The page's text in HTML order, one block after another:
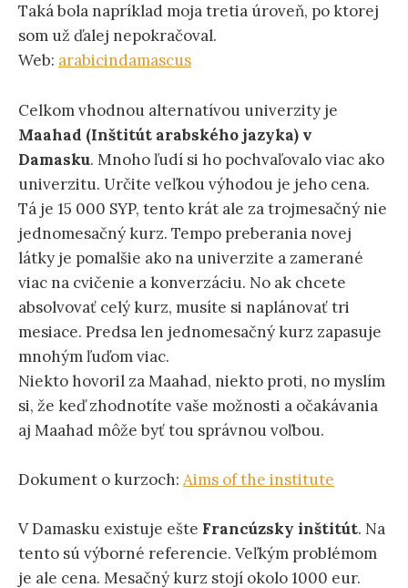
Taká bola napríklad moja tretia úroveň, po ktorej
som už ďalej nepokračoval.
Web: arabicindamascus
Celkom vhodnou alternatívou univerzity je
Maahad (Inštitút arabského jazyka) v
Damasku. Mnoho ľudí si ho pochvaľovalo viac ako
univerzitu. Určite veľkou výhodou je jeho cena.
Tá je 15 000 SYP, tento krát ale za trojmesačný nie
jednomesačný kurz. Tempo preberania novej
látky je pomalšie ako na univerzite a zamerané
viac na cvičenie a konverzáciu. No ak chcete
absolvovať celý kurz, musíte si naplánovať tri
mesiace. Predsa len jednomesačný kurz zapasuje
mnohým ľuďom viac.
Niekto hovoril za Maahad, niekto proti, no myslím
si, že keď zhodnotíte vaše možnosti a očakávania
aj Maahad môže byť tou správnou voľbou.
Dokument o kurzoch: Aims of the institute
V Damasku existuje ešte Francúzsky inštitút. Na
tento sú výborné referencie. Veľkým problémom
je ale cena. Mesačný kurz stojí okolo 1000 eur.